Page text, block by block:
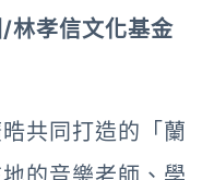
林孝信文化基金
共同打造的「蘭